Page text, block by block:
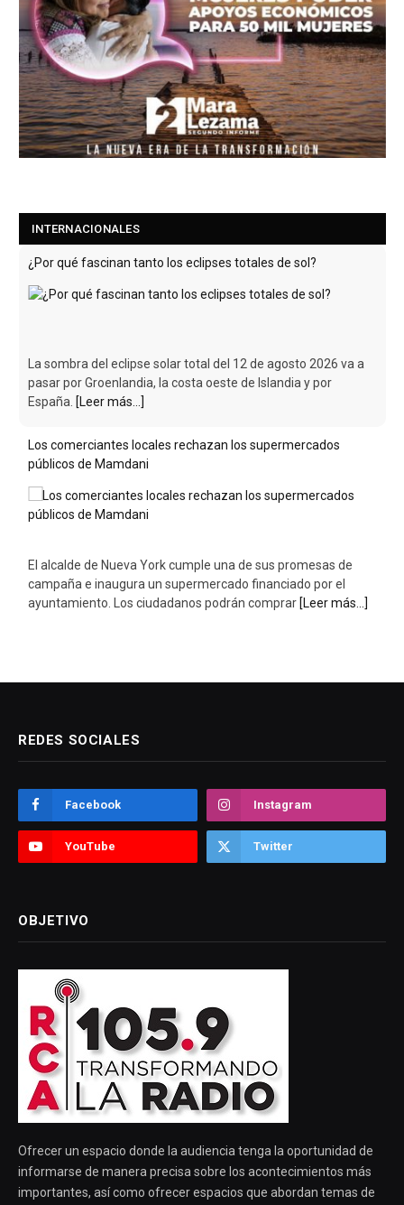
INTERNACIONALES
¿Por qué fascinan tanto los eclipses totales de sol?
La sombra del eclipse solar total del 12 de agosto 2026 va a
pasar por Groenlandia, la costa oeste de Islandia y por
España. [Leer más...]
Los comerciantes locales rechazan los supermercados
públicos de Mamdani
El alcalde de Nueva York cumple una de sus promesas de
campaña e inaugura un supermercado financiado por el
ayuntamiento. Los ciudadanos podrán comprar [Leer más...]
REDES SOCIALES
Facebook Instagram
YouTube Twitter
OBJETIVO
Ofrecer un espacio donde la audiencia tenga la oportunidad de
informarse de manera precisa sobre los acontecimientos más
importantes, así como ofrecer espacios que abordan temas de